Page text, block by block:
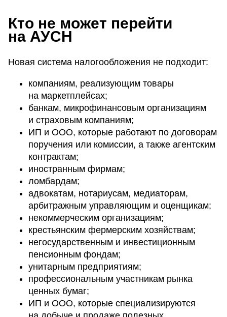
Кто не может перейти
на АУСН
Новая система налогообложения не подходит:
компаниям, реализующим товары
на маркетплейсах;
банкам, микрофинансовым организациям
и страховым компаниям;
ИП и ООО, которые работают по договорам
поручения или комиссии, а также агентским
контрактам;
иностранным фирмам;
ломбардам;
адвокатам, нотариусам, медиаторам,
арбитражным управляющим и оценщикам;
некоммерческим организациям;
крестьянским фермерским хозяйствам;
негосударственным и инвестиционным
пенсионным фондам;
унитарным предприятиям;
профессиональным участникам рынка
ценных бумаг;
ИП и ООО, которые специализируются